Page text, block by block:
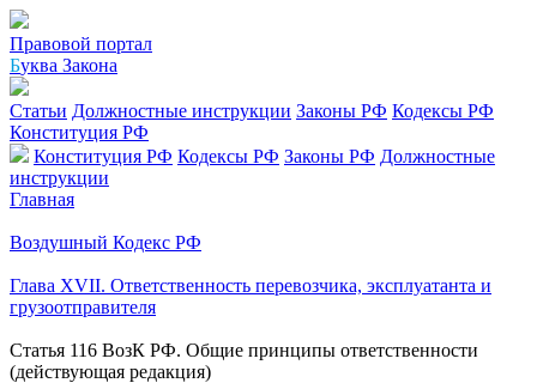
Правовой портал
Буква Закона
Статьи Должностные инструкции Законы РФ Кодексы РФ
Конституция РФ
Конституция РФ Кодексы РФ Законы РФ Должностные
инструкции
Главная
Воздушный Кодекс РФ
Глава XVII. Ответственность перевозчика, эксплуатанта и
грузоотправителя
Статья 116 ВозК РФ. Общие принципы ответственности
(действующая редакция)